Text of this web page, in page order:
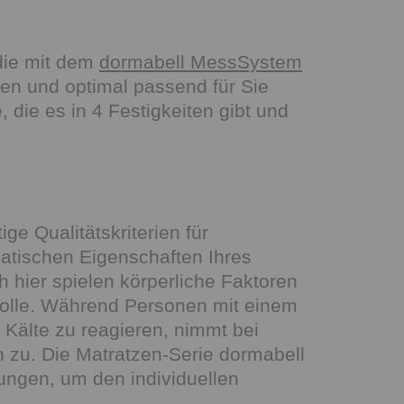
mit dem dormabell MessSystem
und optimal passend für Sie
die es in 4 Festigkeiten gibt und
Qualitätskriterien für
Eigenschaften Ihres
hier spielen körperliche Faktoren
Während Personen mit einem
zu reagieren, nimmt bei
Die Matratzen-Serie dormabell
um den individuellen